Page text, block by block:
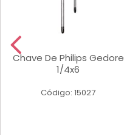
Chave De Philips Gedore
1/4x6
Código: 15027